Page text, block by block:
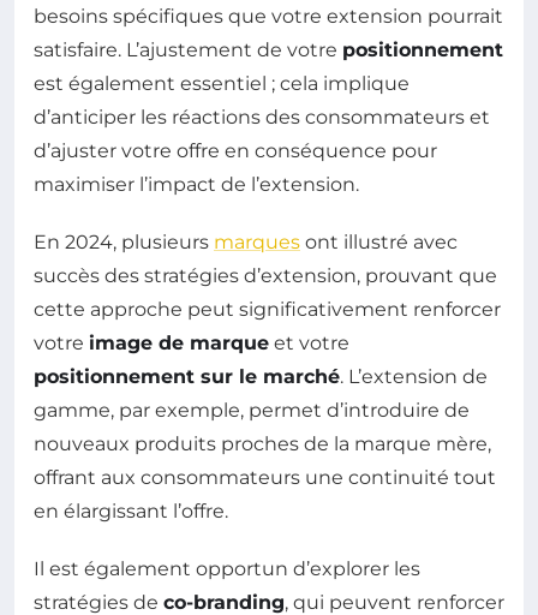
besoins spécifiques que votre extension pourrait
satisfaire. L’ajustement de votre positionnement
est également essentiel ; cela implique
d’anticiper les réactions des consommateurs et
d’ajuster votre offre en conséquence pour
maximiser l’impact de l’extension.
En 2024, plusieurs marques ont illustré avec
succès des stratégies d’extension, prouvant que
cette approche peut significativement renforcer
votre image de marque et votre
positionnement sur le marché. L’extension de
gamme, par exemple, permet d’introduire de
nouveaux produits proches de la marque mère,
offrant aux consommateurs une continuité tout
en élargissant l’offre.
Il est également opportun d’explorer les
stratégies de co-branding, qui peuvent renforcer